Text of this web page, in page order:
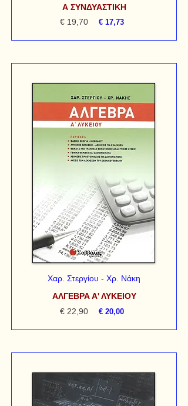
Α ΣΥΝΔΥΑΣΤΙΚΗ
€ 19,70
€ 17,73
Χαρ. Στεργίου - Χρ. Νάκη
ΑΛΓΕΒΡΑ Α' ΛΥΚΕΙΟΥ
€ 22,90
€ 20,00